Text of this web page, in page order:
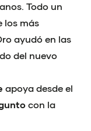
Todo un
los más
ayudó en las
del nuevo
apoya desde el
con la